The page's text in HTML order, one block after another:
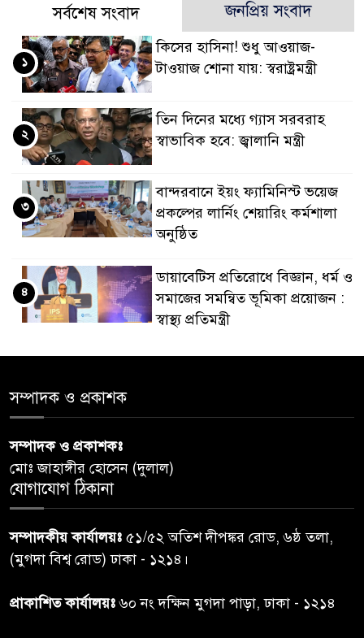
সর্বশেষ সংবাদ জনপ্রিয় সংবাদ
কিসের হাসিনা! শুধু আওয়াজ-
টাওয়াজ শোনা যায়: স্বরাষ্ট্রমন্ত্রী
১
তিন দিনের মধ্যে গ্যাস সরবরাহ
স্বাভাবিক হবে: জ্বালানি মন্ত্রী
২
বান্দরবানে ইয়ং ফ্যামিনিস্ট ভয়েজ
প্রকল্পের লার্নিং শেয়ারিং কর্মশালা
অনুষ্ঠিত
৩
ডায়াবেটিস প্রতিরোধে বিজ্ঞান, ধর্ম ও
সমাজের সমন্বিত ভূমিকা প্রয়োজন :
স্বাস্থ্য প্রতিমন্ত্রী
৪
তদন্ত শেষ পর্যায়ে, দ্রুত চার্জশিট
৬
ঝড়বৃষ্টির পূর্বাভাস
৭
প্রধানমন্ত্রীর সঙ্গে দেখা করে স্বপ্নপূরণ
অনুশ্রীর, মিলল হারমোনিয়াম
৮
সম্পাদক ও প্রকাশক
সম্পাদক ও প্রকাশকঃ
মোঃ জাহাঙ্গীর হোসেন (দুলাল)
যোগাযোগ ঠিকানা
সম্পাদকীয় কার্যালয়ঃ ৫১/৫২ অতিশ দীপঙ্কর রোড, ৬ষ্ঠ তলা,
(মুগদা বিশ্ব রোড) ঢাকা - ১২১৪।
প্রাকাশিত কার্যালয়ঃ৬০ নং দক্ষিন মুগদা পাড়া, ঢাকা - ১২১৪